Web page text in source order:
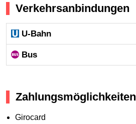
Verkehrsanbindungen
U-Bahn
Bus
Zahlungsmöglichkeiten
Girocard